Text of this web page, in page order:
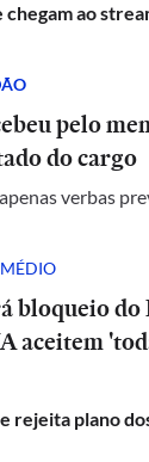
ao
pelo
do cargo
verbas
bloqueio
aceitem
rejeita plano